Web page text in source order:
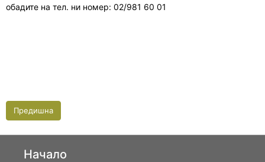
обадите на тел. ни номер: 02/981 60 01
Предишна
Начало